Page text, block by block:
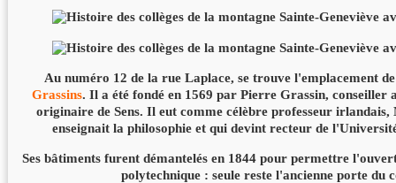
Au numéro 12 de la rue Laplace, se trouve l'emplacement
Grassins. Il a été fondé en 1569 par Pierre Grassin, conseiller
originaire de Sens. Il eut comme célèbre professeur
enseignait la philosophie et qui devint recteur de
Ses bâtiments furent démantelés en 1844 pour permettre
polytechnique : seule reste l'ancienne porte du